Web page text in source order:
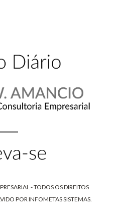
- TODOS OS DIREITOS
PORINFOMETAS SISTEMAS.